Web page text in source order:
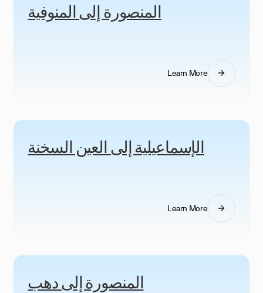
المنصورة إلى المنوفية
Learn More
الإسماعيلية إلى العين السخنة
Learn More
المنصورة إلى دهب